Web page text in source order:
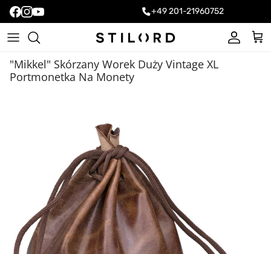
+49 201-21960752
Konto
"Mikkel" Skórzany Worek Duży Vintage XL
Portmonetka Na Monety